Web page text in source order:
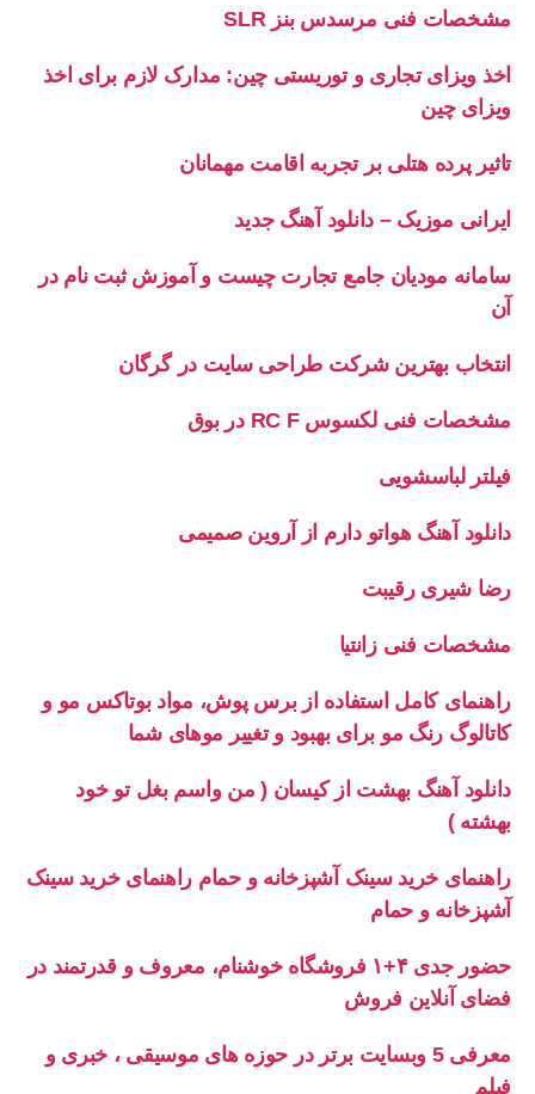
مشخصات فنی مرسدس بنز SLR
اخذ ویزای تجاری و توریستی چین: مدارک لازم برای اخذ
ویزای چین
تاثیر پرده هتلی بر تجربه اقامت مهمانان
ایرانی موزیک – دانلود آهنگ جدید
سامانه مودیان جامع تجارت چیست و آموزش ثبت نام در
آن
انتخاب بهترین شرکت طراحی سایت در گرگان
مشخصات فنی لکسوس RC F در بوق
فیلتر لباسشویی
دانلود آهنگ هواتو دارم از آروین صمیمی
رضا شیری رقیبت
مشخصات فنی زانتیا
راهنمای کامل استفاده از برس پوش، مواد بوتاکس مو و
کاتالوگ رنگ مو برای بهبود و تغییر موهای شما
دانلود آهنگ بهشت از کیسان ( من واسم بغل تو خود
بهشته )
راهنمای خرید سینک آشپزخانه و حمام راهنمای خرید سینک
آشپزخانه و حمام
حضور جدی ۴+۱ فروشگاه خوشنام، معروف و قدرتمند در
فضای آنلاین فروش
معرفی 5 وبسایت برتر در حوزه های موسیقی ، خبری و
فیلم